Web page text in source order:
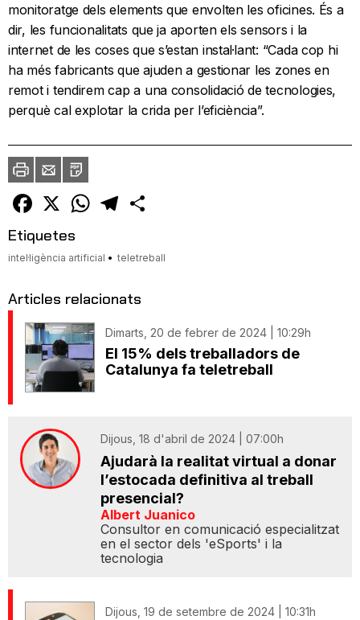
monitoratge dels elements que envolten les oficines. És a
dir, les funcionalitats que ja aporten els sensors i la
internet de les coses que s’estan instal·lant: “Cada cop hi
ha més fabricants que ajuden a gestionar les zones en
remot i tendirem cap a una consolidació de tecnologies,
perquè cal explotar la crida per l’eficiència”.
ImprimirEnvia
un
amic
Facebook
X WhatsAppTelegram
Etiquetes
intel·ligència artificial teletreball
Articles relacionats
Dimarts, 20 de febrer de 2024 | 10:29h
El 15% dels treballadors de
Catalunya fa teletreball
Dijous, 18 d'abril de 2024 | 07:00h
Ajudarà la realitat virtual a donar
l’estocada definitiva al treball
presencial?
Albert Juanico
Consultor en comunicació especialitzat
en el sector dels 'eSports' i la
tecnologia
Dijous, 19 de setembre de 2024 | 10:31h